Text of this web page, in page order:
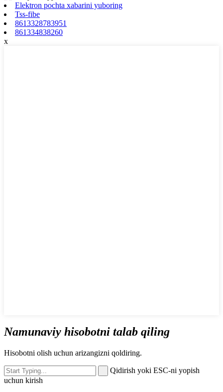
Elektron pochta xabarini yuboring
Tss-fibe
8613328783951
861334838260
x
Namunaviy hisobotni talab qiling
Hisobotni olish uchun arizangizni qoldiring.
Qidirish yoki ESC-ni yopish
uchun kirish